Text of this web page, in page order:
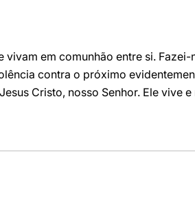
vivam em comunhão entre si.
contra o próximo
Cristo, nosso Senhor. Ele vive